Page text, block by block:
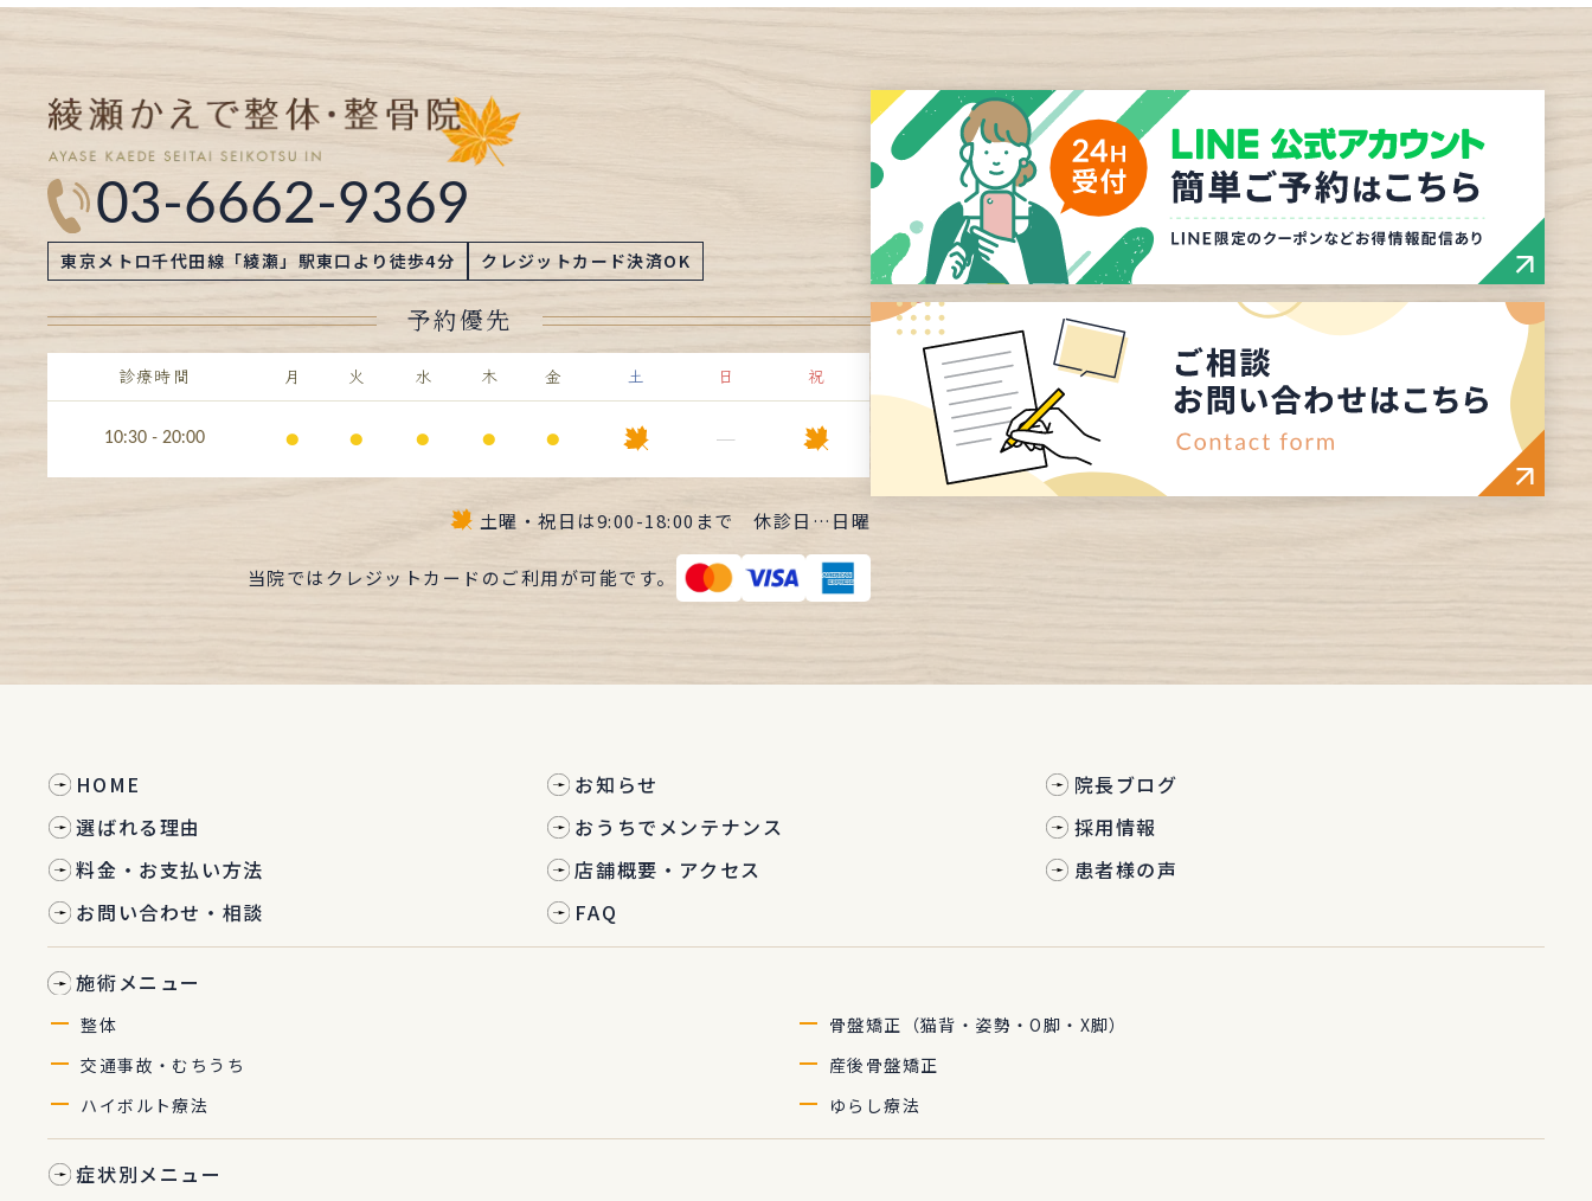
03-6662-9369
東京メトロ千代田線「綾瀬」駅東口より徒歩4分 クレジットカード決済OK
予約優先
診療時間 月 火 水 木 金 土 日 祝
10:30 - 20:00 ⚫︎ ⚫︎ ⚫︎ ⚫︎ ⚫︎ ー
土曜・祝日は9:00-18:00まで 休診日…日曜
当院ではクレジットカードのご利用が可能です。
HOME お知らせ
院長ブログ
選ばれる理由
おうちでメンテナンス
採用情報
料金・お支払い方法
店舗概要・アクセス
患者様の声
お問い合わせ・相談
FAQ
施術メニュー
整体
骨盤矯正（猫背・姿勢・O脚・X脚）
交通事故・むちうち
産後骨盤矯正
ハイボルト療法
ゆらし療法
症状別メニュー